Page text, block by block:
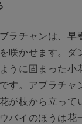
ラチャンは、早
咲かせます。ダ
うに固まった小
す。アブラチャ
が枝から立って
バイのほうは花